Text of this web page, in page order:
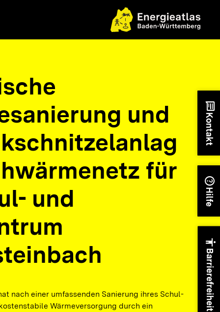
und
für
und
nach einer umfassenden Sanierung ihres Schul-
Wärmeversorgung durch ein
chat
Kontakt
help
Hilfe
accessibility
Barrierefreiheit